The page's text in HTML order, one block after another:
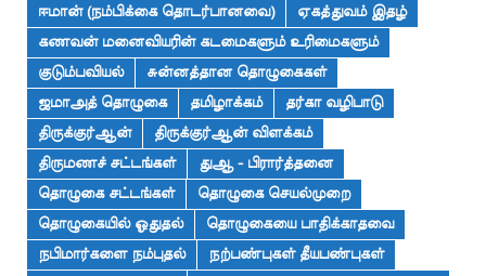
ஈமான் (நம்பிக்கை தொடர்பானவை)
ஏகத்துவம் இதழ்
கணவன் மனைவியரின் கடமைகளும் உரிமைகளும்
குடும்பவியல்
சுன்னத்தான தொழுகைகள்
ஜமாஅத் தொழுகை
தமிழாக்கம்
தர்கா வழிபாடு
திருக்குர்ஆன்
திருக்குர்ஆன் விளக்கம்
திருமணச் சட்டங்கள்
துஆ - பிரார்த்தனை
தொழுகை சட்டங்கள்
தொழுகை செயல்முறை
தொழுகையில் ஓதுதல்
தொழுகையை பாதிக்காதவை
நபிமார்களை நம்புதல்
நற்பண்புகள் தீயபண்புகள்